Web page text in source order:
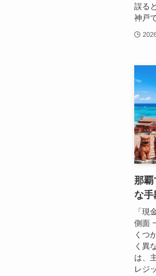
誤る
神戸
那覇
な手
「現
側面
くつ
く異
は、
レジ